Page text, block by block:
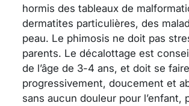
hormis des tableaux de
dermatites particulières, des
peau. Le phimosis ne doit pas
parents. Le décalottage est
de l’âge de 3-4 ans, et doit se faire
progressivement, doucement et
sans aucun douleur pour l’enfant,